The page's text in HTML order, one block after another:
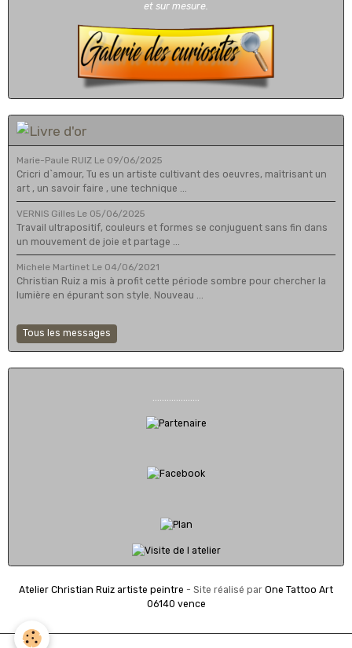
et sur mesure.
Marie-Paule RUIZ Le 09/06/2025
Cricri d`amour, Tu es un artiste cultivant des oeuvres, maîtrisant un
art , un savoir faire , une technique ...
VERNIS Gilles Le 05/06/2025
Travail ultrapositif, couleurs et formes se conjuguent sans fin dans
un mouvement de joie et partage ...
Michele Martinet Le 04/06/2021
Christian Ruiz a mis à profit cette période sombre pour chercher la
lumière en épurant son style. Nouveau ...
Tous les messages
....................
Atelier Christian Ruiz artiste peintre - Site réalisé par One Tattoo Art
06140 vence